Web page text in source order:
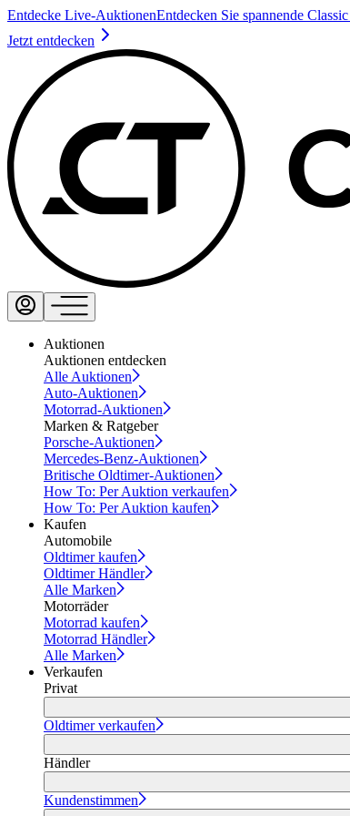
Entdecke Live-AuktionenEntdecken Sie spannende
Jetzt entdecken
Auktionen
Auktionen entdecken
Alle Auktionen
Auto-Auktionen
Motorrad-Auktionen
Marken & Ratgeber
Porsche-Auktionen
Mercedes-Benz-Auktionen
Britische Oldtimer-Auktionen
How To: Per Auktion verkaufen
How To: Per Auktion kaufen
Kaufen
Automobile
Oldtimer kaufen
Oldtimer Händler
Alle Marken
Motorräder
Motorrad kaufen
Motorrad Händler
Alle Marken
Verkaufen
Privat
Oldtimer verkaufen
Händler
Kundenstimmen